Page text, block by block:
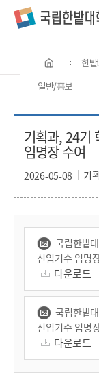
한
일반/홍보
기획과, 24기
임명장 수여
기
2026-05-08
국립한밭
신입기수 임명
다운로드
국립한밭
신입기수 임명
다운로드